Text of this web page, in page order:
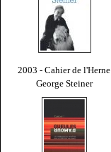
2003 - Cahier de l'Herne
George Steiner